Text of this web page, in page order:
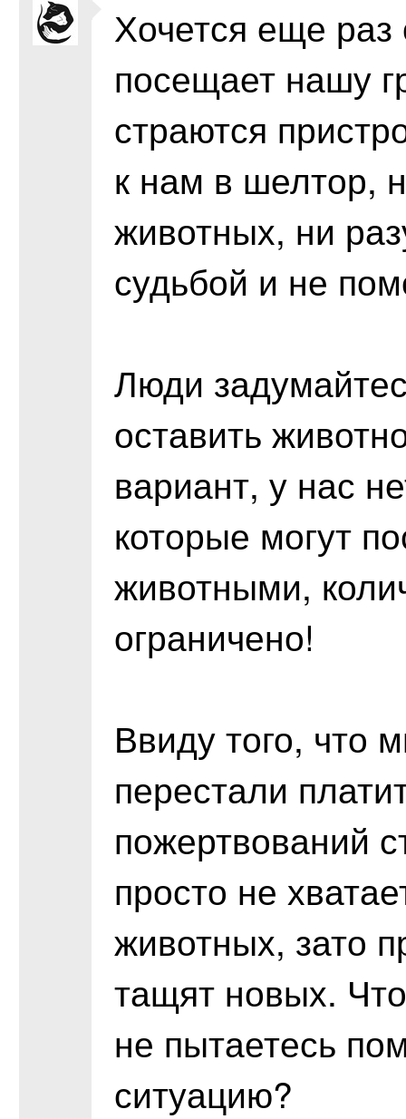
Хочется еще раз
посещает нашу
страются
к нам в шелтор,
животных, ни
судьбой и не
Люди
оставить
вариант, у нас
которые могут
животными,
ограничено!
Ввиду того, что
перестали
пожертвований
просто не
животных, зато
тащят новых.
не пытаетесь
ситуацию?